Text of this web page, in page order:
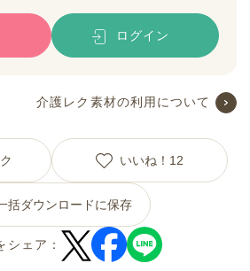
ログイン
介護レク素材の利用について
いいね！ 12
括ダウンロードに保存
シェア：